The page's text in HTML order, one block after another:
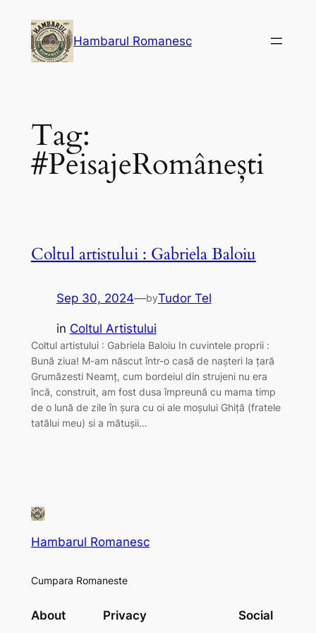
content
Hambarul Romanesc
Tag:
#PeisajeRomânești
Coltul artistului : Gabriela Baloiu
Sep 30, 2024—byTudor Tel
in Coltul Artistului
Coltul artistului : Gabriela Baloiu In cuvintele proprii :
Bună ziua! M-am născut într-o casă de nașteri la țară
Grumăzesti Neamț, cum bordeiul din strujeni nu era
încă, construit, am fost dusa împreună cu mama timp
de o lună de zile în șura cu oi ale moșului Ghiță (fratele
tatălui meu) si a mătușii…
Hambarul Romanesc
Cumpara Romaneste
About Privacy Social